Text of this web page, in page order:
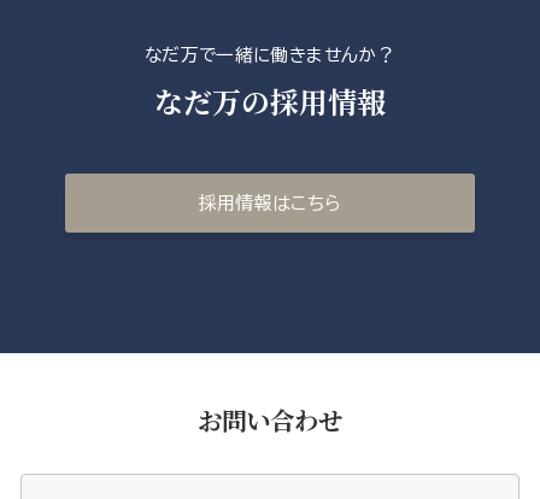
なだ万で一緒に働きませんか？
なだ万の採用情報
採用情報はこちら
お問い合わせ